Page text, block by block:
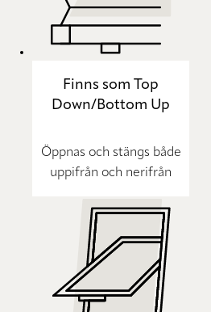
Finns som Top
Down/Bottom Up
Öppnas och stängs både
uppifrån och nerifrån